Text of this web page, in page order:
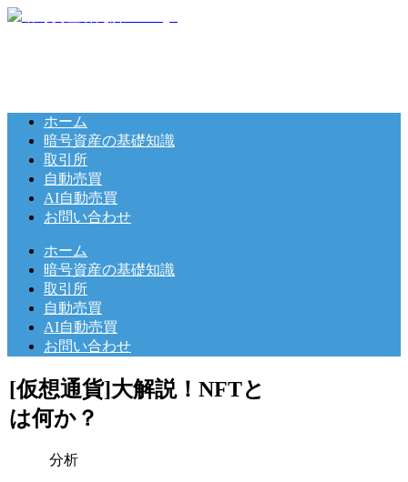
ホーム
暗号資産の基礎知識
取引所
自動売買
AI自動売買
お問い合わせ
ホーム
暗号資産の基礎知識
取引所
自動売買
AI自動売買
お問い合わせ
[仮想通貨]大解説！NFTと
は何か？
分析